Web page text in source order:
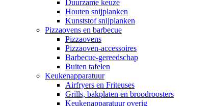
Duurzame keuze
Houten snijplanken
Kunststof snijplanken
Pizzaovens en barbecue
Pizzaovens
Pizzaoven-accessoires
Barbecue-gereedschap
Buiten tafelen
Keukenapparatuur
Airfryers en Friteuses
Grills, bakplaten en broodroosters
Keukenapparatuur overig